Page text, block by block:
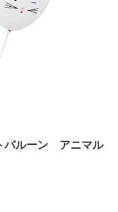
バルーン アニマル